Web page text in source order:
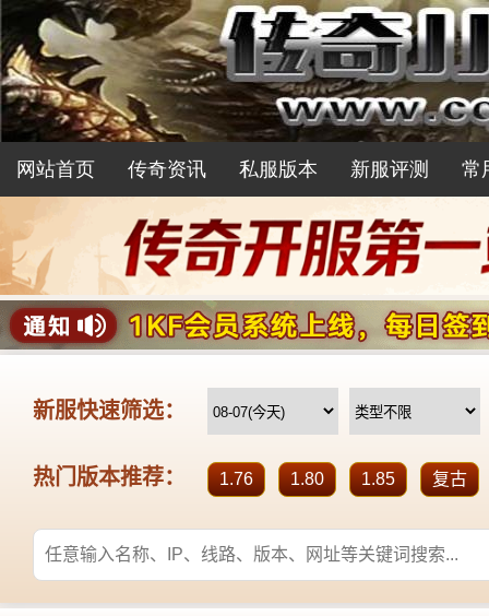
网站首页 传奇资讯 私服版本 新服评测 常